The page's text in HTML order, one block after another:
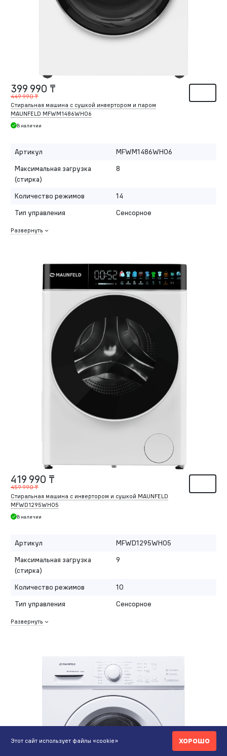
399 990 ₸
449 990 ₸
Стиральная машина с сушкой инвертором и паром
MAUNFELD MFWM1486WH06
В наличии
Артикул
MFWM1486WH06
Максимальная загрузка
(стирка)
8
Количество режимов
14
Тип управления
Сенсорное
Развернуть
419 990 ₸
459 990 ₸
Стиральная машина c инвертором и сушкой MAUNFELD
MFWD1295WH05
В наличии
Артикул
MFWD1295WH05
Максимальная загрузка
(стирка)
9
Количество режимов
10
Тип управления
Сенсорное
Развернуть
Этот сайт использует файлы «cookie» ХОРОШО